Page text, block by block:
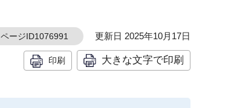
ページID1076991 更新日 2025年10月17日
印刷 大きな文字で印刷